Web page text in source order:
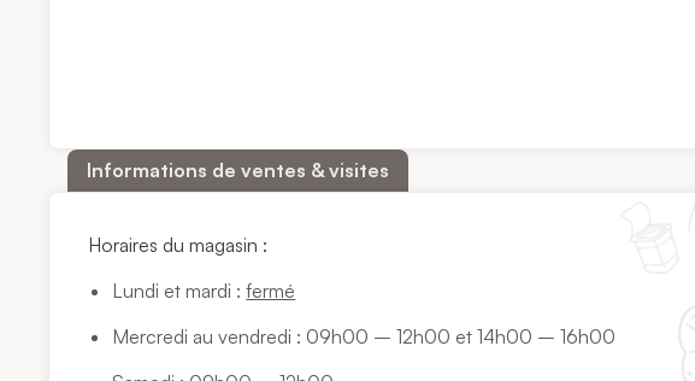
Informations de ventes & visites
Horaires du magasin :
Lundi et mardi :fermé
Mercredi au vendredi : 09h00 – 12h00 et 14h00 – 16h00